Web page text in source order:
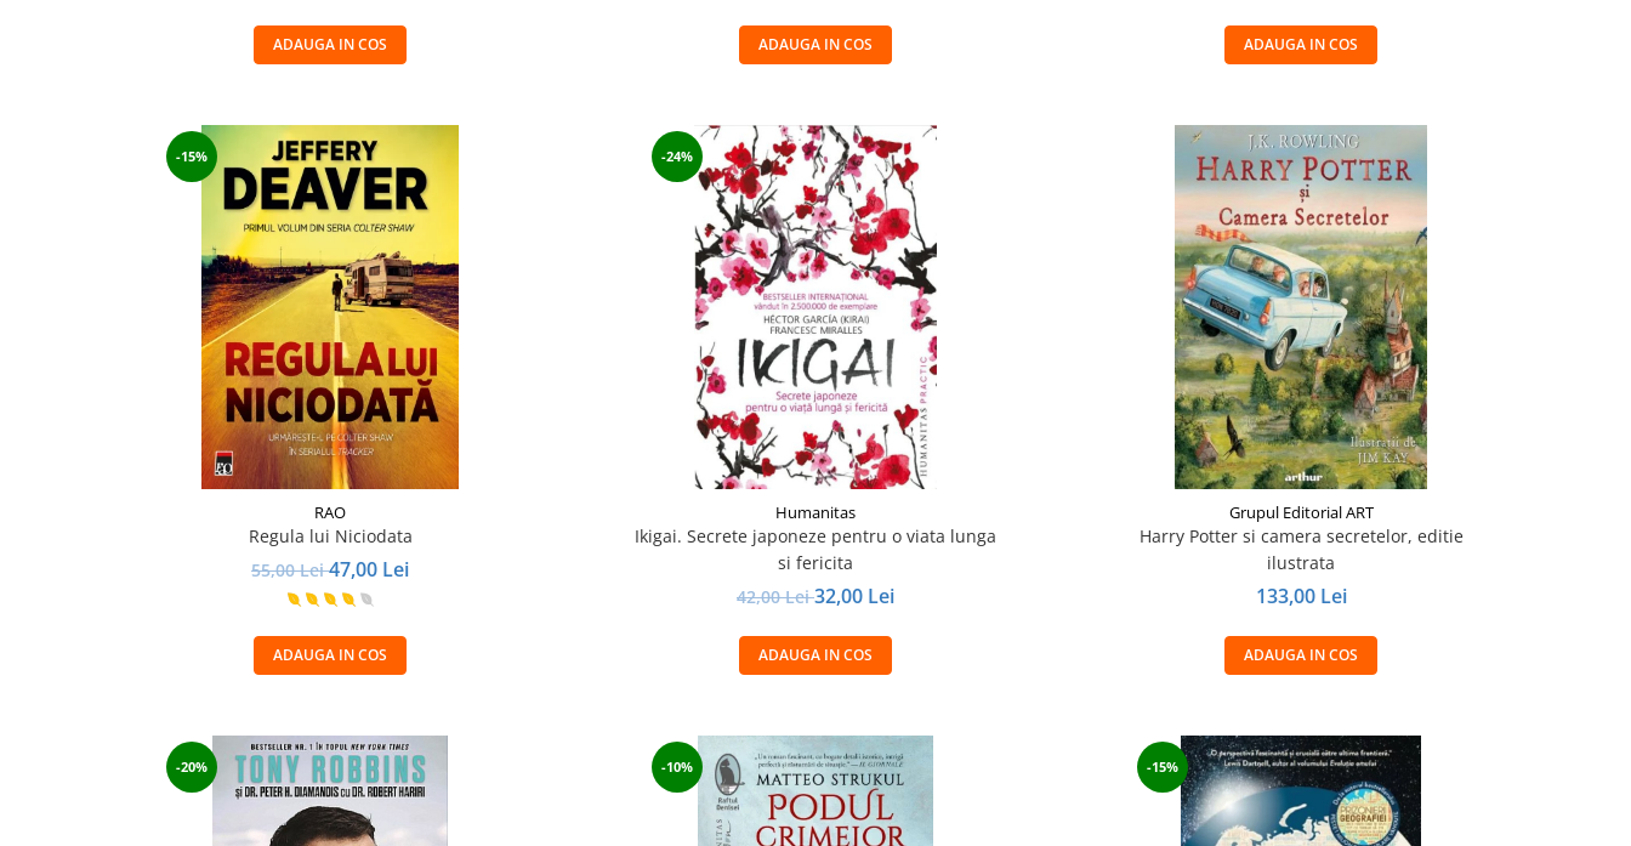
ADAUGA IN COS ADAUGA IN COS ADAUGA IN COS
-15%
RAO
Regula lui Niciodata
55,00 Lei47,00 Lei
ADAUGA IN COS
-24%
Humanitas
Ikigai. Secrete japoneze pentru o viata lunga
si fericita
42,00 Lei32,00 Lei
ADAUGA IN COS
Grupul Editorial ART
Harry Potter si camera secretelor, editie
ilustrata
133,00 Lei
ADAUGA IN COS
-20% -10% -15%